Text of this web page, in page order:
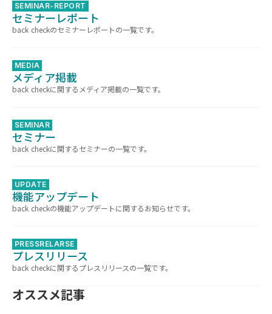
SEMINAR-REPORT
セミナーレポート
back checkのセミナーレポートの一覧です。
MEDIA
メディア掲載
back checkに関するメディア掲載の一覧です。
SEMINAR
セミナー
back checkに関するセミナーの一覧です。
UPDATE
機能アップデート
back checkの機能アップデートに関するお知らせです。
PRESSRELARSE
プレスリリース
back checkに関するプレスリリースの一覧です。
オススメ記事